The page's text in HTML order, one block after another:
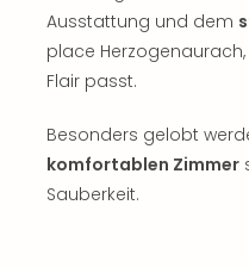
Ausstattung und dem
place
Flair passt.
Besonders gelobt
komfortablen Zimmer
Sauberkeit.